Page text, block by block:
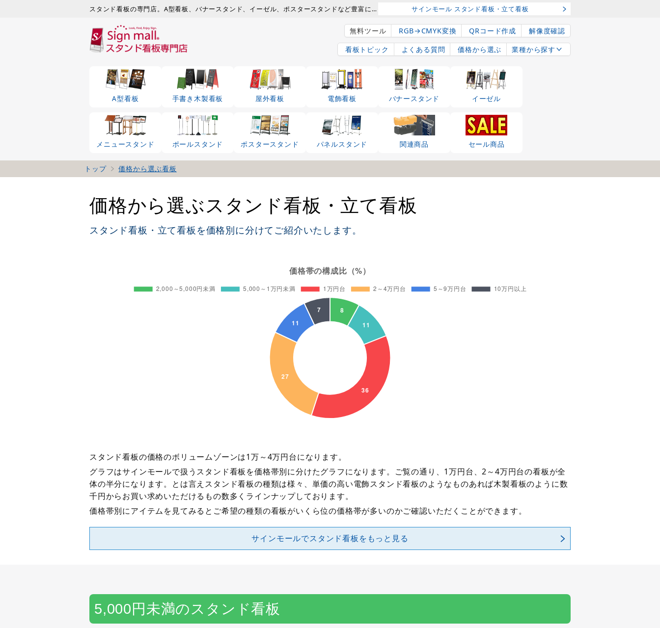
スタンド看板の専門店。A型看板、バナースタンド、イーゼル、ポスタースタンドなど豊富に。 サインモール スタンド看板・立て看板
無料ツール RGB→CMYK変換 QRコード作成
解像度確認
看板トピック
よくある質問 価格から選ぶ 業種から探す
A型看板 手書き木製看板 屋外看板 電飾看板 バナースタンド イーゼル
メニュースタンド ポールスタンド ポスタースタンド パネルスタンド 関連商品 セール商品
トップ 価格から選ぶ看板
価格から選ぶスタンド看板・立て看板
スタンド看板・立て看板を価格別に分けてご紹介いたします。
スタンド看板の価格のボリュームゾーンは1万～4万円台になります。
グラフはサインモールで扱うスタンド看板を価格帯別に分けたグラフになります。ご覧の通り、1万円台、2～4万円台の看板が全
体の半分になります。とは言えスタンド看板の種類は様々、単価の高い電飾スタンド看板のようなものあれば木製看板のように数
千円からお買い求めいただけるもの数多くラインナップしております。
価格帯別にアイテムを見てみるとご希望の種類の看板がいくら位の価格帯が多いのかご確認いただくことができます。
サインモールでスタンド看板をもっと見る
5,000円未満のスタンド看板